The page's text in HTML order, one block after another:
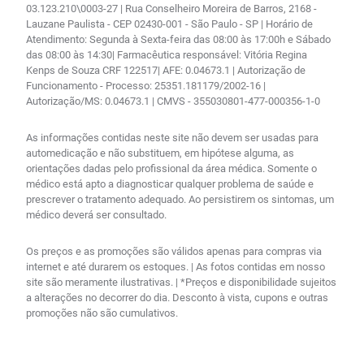
03.123.210\0003-27 | Rua Conselheiro Moreira de Barros, 2168 -
Lauzane Paulista - CEP 02430-001 - São Paulo - SP | Horário de
Atendimento: Segunda à Sexta-feira das 08:00 às 17:00h e Sábado
das 08:00 às 14:30| Farmacêutica responsável: Vitória Regina
Kenps de Souza CRF 122517| AFE: 0.04673.1 | Autorização de
Funcionamento - Processo: 25351.181179/2002-16 |
Autorização/MS: 0.04673.1 | CMVS - 355030801-477-000356-1-0
As informações contidas neste site não devem ser usadas para
automedicação e não substituem, em hipótese alguma, as
orientações dadas pelo profissional da área médica. Somente o
médico está apto a diagnosticar qualquer problema de saúde e
prescrever o tratamento adequado. Ao persistirem os sintomas, um
médico deverá ser consultado.
Os preços e as promoções são válidos apenas para compras via
internet e até durarem os estoques. | As fotos contidas em nosso
site são meramente ilustrativas. | *Preços e disponibilidade sujeitos
a alterações no decorrer do dia. Desconto à vista, cupons e outras
promoções não são cumulativos.